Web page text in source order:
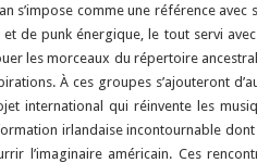
s’impose comme une référence
et de punk énergique, le tout servi
les morceaux du répertoire
À ces groupes s’ajouteront
international qui réinvente les
irlandaise incontournable
l’imaginaire américain. Ces